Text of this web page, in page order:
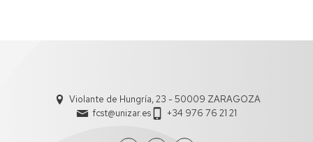
Violante de Hungría, 23 - 50009 ZARAGOZA
fcst@unizar.es
+34 976 76 21 21